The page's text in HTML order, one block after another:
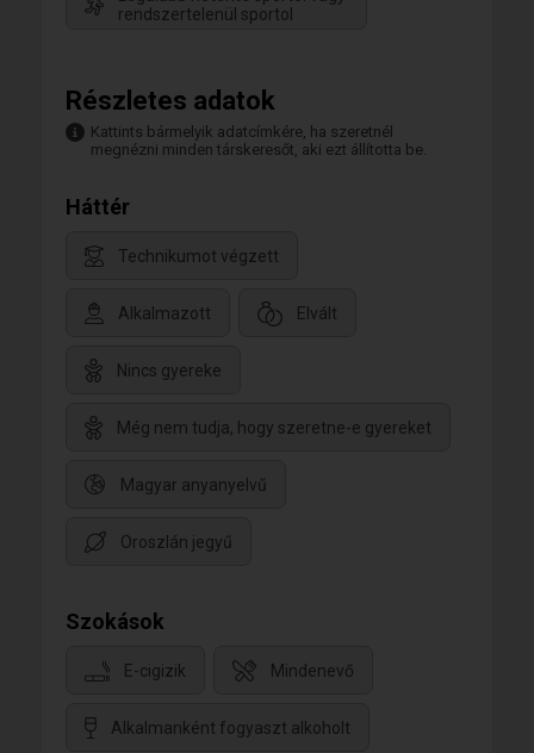
rendszertelenül sportol
Részletes adatok
Kattints bármelyik adatcímkére, ha szeretnél
megnézni minden társkeresőt, aki ezt állította be.
Háttér
Technikumot végzett
Alkalmazott Elvált
Nincs gyereke
Még nem tudja, hogy szeretne-e gyereket
Magyar anyanyelvű
Oroszlán jegyű
Szokások
E-cigizik Mindenevő
Alkalmanként fogyaszt alkoholt